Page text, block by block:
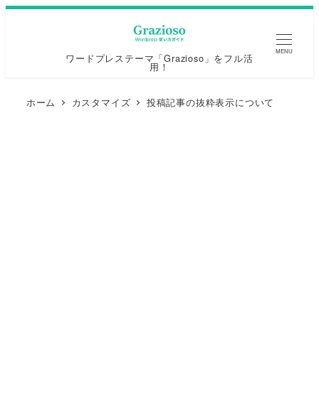
ワードプレステーマ「Grazioso」をフル活
用！
MENU
ホーム カスタマイズ 投稿記事の抜粋表示について